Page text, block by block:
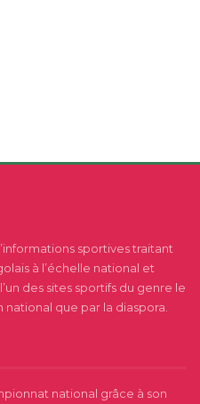
sportives traitant
à l’échelle national et
des sites sportifs du genre le
national que par la diaspora.
national grâce à son